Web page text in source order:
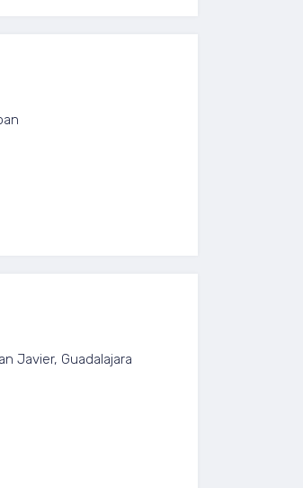
Javier, Guadalajara